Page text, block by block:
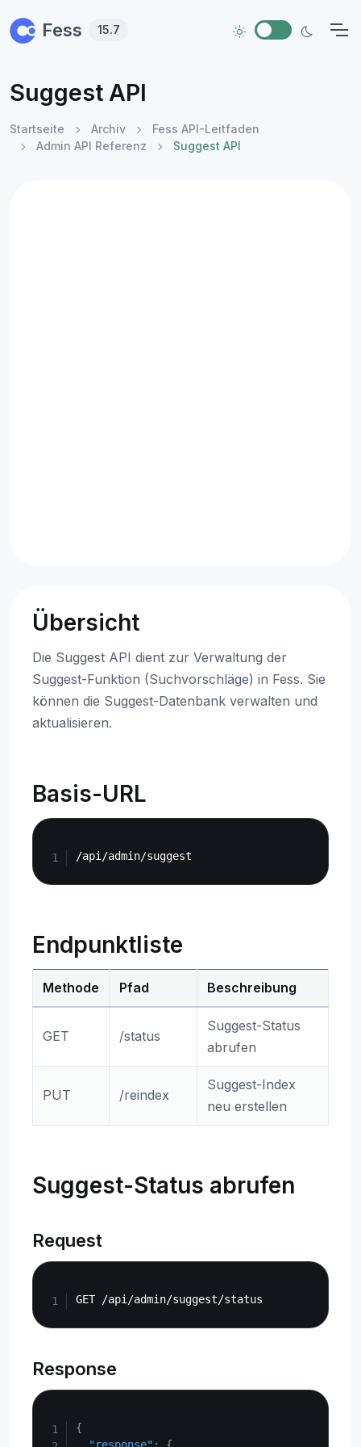
Fess 15.7
Suggest API
Startseite Archiv
Fess API-Leitfaden
Admin API Referenz
Suggest API
Übersicht
Die Suggest API dient zur Verwaltung der
Suggest-Funktion (Suchvorschläge) in Fess. Sie
können die Suggest-Datenbank verwalten und
aktualisieren.
Basis-URL
Endpunktliste
Methode Pfad Beschreibung
GET /status
Suggest-Status
abrufen
PUT /reindex
Suggest-Index
neu erstellen
Suggest-Status abrufen
Request
Response
{